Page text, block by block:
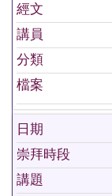
經文
講員
分類
檔案
日期
崇拜時段
講題